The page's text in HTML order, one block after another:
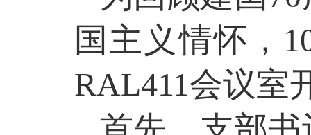
国主义情怀 ，
RAL411会议室